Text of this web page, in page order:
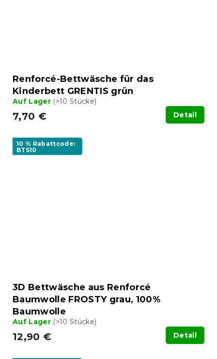
Renforcé-Bettwäsche für das
Kinderbett GRENTIS grün
Auf Lager (>10 Stücke)
7,70 € Detail
10 % Rabattcode:
BTS10
3D Bettwäsche aus Renforcé
Baumwolle FROSTY grau, 100%
Baumwolle
Auf Lager (>10 Stücke)
12,90 € Detail